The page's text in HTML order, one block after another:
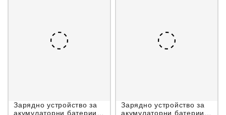
Зарядно устройство за
акумулаторни батерии
Зарядно устройство за
акумулаторни батерии